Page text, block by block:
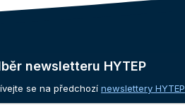
newsletteru HYTEP
se na předchozí newslettery HYTEP